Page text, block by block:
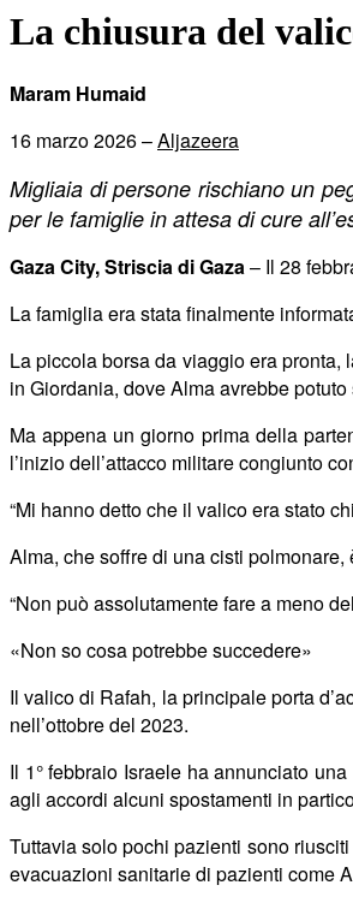
La chiusura del
Maram Humaid
16 marzo 2026 –Aljazeera
Migliaia di persone rischiano un
per le famiglie in attesa di cure
Gaza City, Striscia di Gaza– Il 28
La famiglia era stata finalmente
La piccola borsa da viaggio era pronta,
in Giordania, dove Alma avrebbe
Ma appena un giorno prima della
l’inizio dell’attacco militare congiunto
“Mi hanno detto che il valico era stato
Alma, che soffre di una cisti
“Non può assolutamente fare a meno
«Non so cosa potrebbe succedere»
Il valico di Rafah, la principale porta
nell’ottobre del 2023.
Il 1° febbraio Israele ha annunciato
agli accordi alcuni spostamenti in
Tuttavia solo pochi pazienti sono
evacuazioni sanitarie di pazienti come